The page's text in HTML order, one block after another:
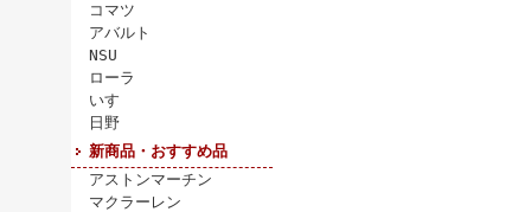
コマツ
アバルト
NSU
ローラ
いすゞ
日野
新商品・おすすめ品
アストンマーチン
マクラーレン